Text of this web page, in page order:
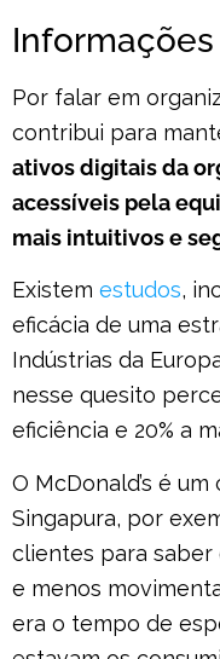
Por falar em
contribui para
ativos digitais da
acessíveis pela
mais intuitivos e
Existem estudos,
eficácia de uma
Indústrias da
nesse quesito
eficiência e 20% a
O McDonald’s é
Singapura, por
clientes para saber
e menos
era o tempo de